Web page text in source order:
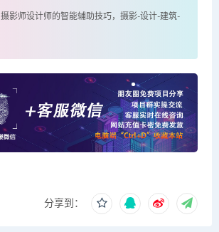
摄影师设计师的智能辅助技巧，摄影-设计-建筑-
分享到：